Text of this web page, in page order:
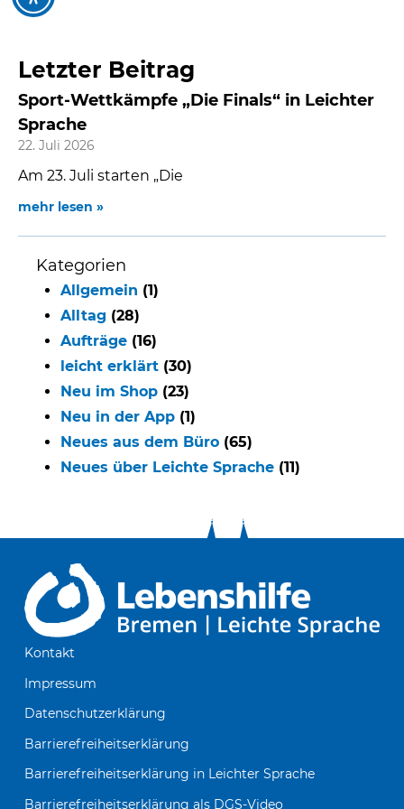
Letzter Beitrag
Sport-Wettkämpfe „Die Finals“ in Leichter
Sprache
22. Juli 2026
Am 23. Juli starten „Die
mehr lesen »
Kategorien
Allgemein (1)
Alltag (28)
Aufträge (16)
leicht erklärt (30)
Neu im Shop (23)
Neu in der App (1)
Neues aus dem Büro (65)
Neues über Leichte Sprache (11)
Kontakt
Impressum
Datenschutzerklärung
Barrierefreiheitserklärung
Barrierefreiheitserklärung in Leichter Sprache
Barrierefreiheitserklärung als DGS-Video